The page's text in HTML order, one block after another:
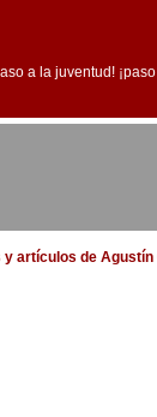
a la juventud!
y artículos de Agustín